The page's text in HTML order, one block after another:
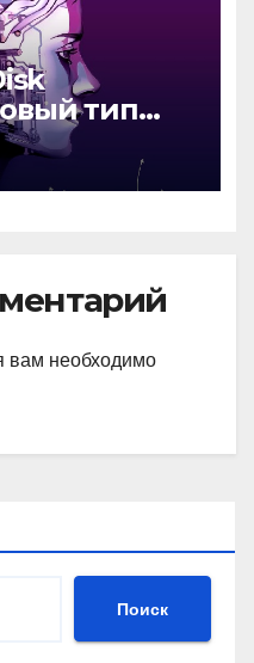
тип
памяти
вам необходимо
Поиск